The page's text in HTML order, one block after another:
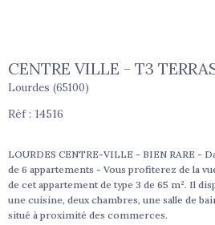
CENTRE VILLE - T3
Lourdes (65100)
Réf : 14516
LOURDES CENTRE-VILLE - BIEN RARE -
de 6 appartements - Vous profiterez de la
de cet appartement de type 3 de 65 m². Il
une cuisine, deux chambres, une salle de
situé à proximité des commerces.